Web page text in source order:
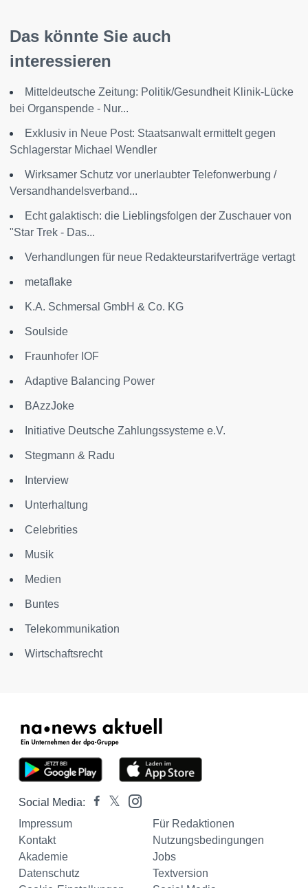
Das könnte Sie auch
interessieren
Mitteldeutsche Zeitung: Politik/Gesundheit Klinik-Lücke
bei Organspende - Nur...
Exklusiv in Neue Post: Staatsanwalt ermittelt gegen
Schlagerstar Michael Wendler
Wirksamer Schutz vor unerlaubter Telefonwerbung /
Versandhandelsverband...
Echt galaktisch: die Lieblingsfolgen der Zuschauer von
"Star Trek - Das...
Verhandlungen für neue Redakteurstarifverträge vertagt
metaflake
K.A. Schmersal GmbH & Co. KG
Soulside
Fraunhofer IOF
Adaptive Balancing Power
BAzzJoke
Initiative Deutsche Zahlungssysteme e.V.
Stegmann & Radu
Interview
Unterhaltung
Celebrities
Musik
Medien
Buntes
Telekommunikation
Wirtschaftsrecht
Social Media:
Impressum
Für Redaktionen
Kontakt
Nutzungsbedingungen
Akademie
Jobs
Datenschutz
Textversion